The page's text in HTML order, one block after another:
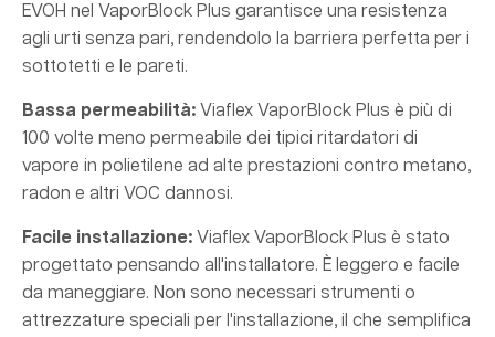
EVOH nel VaporBlock Plus garantisce una resistenza
agli urti senza pari, rendendolo la barriera perfetta per i
sottotetti e le pareti.
Bassa permeabilità: Viaflex VaporBlock Plus è più di
100 volte meno permeabile dei tipici ritardatori di
vapore in polietilene ad alte prestazioni contro metano,
radon e altri VOC dannosi.
Facile installazione: Viaflex VaporBlock Plus è stato
progettato pensando all'installatore. È leggero e facile
da maneggiare. Non sono necessari strumenti o
attrezzature speciali per l'installazione, il che semplifica